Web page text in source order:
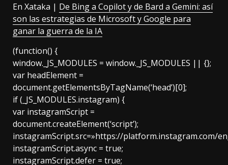
En Xataka | De Bing a Copilot y de Bard a Gemini: así
son las estrategias de Microsoft y Google para
ganar la guerra de la IA
(function() {
window._JS_MODULES = window._JS_MODULES || {};
var headElement =
document.getElementsByTagName(‘head’)[0];
if (_JS_MODULES.instagram) {
var instagramScript =
document.createElement(‘script’);
instagramScript.src=»https://platform.instagram.com/
instagramScript.async = true;
instagramScript.defer = true;